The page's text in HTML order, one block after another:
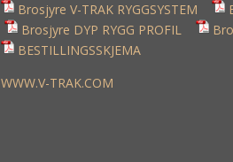
Brosjyre V-TRAK RYGGSYSTEM
Brosjyre DYP RYGG PROFIL
BESTILLINGSSKJEMA
WWW.V-TRAK.COM